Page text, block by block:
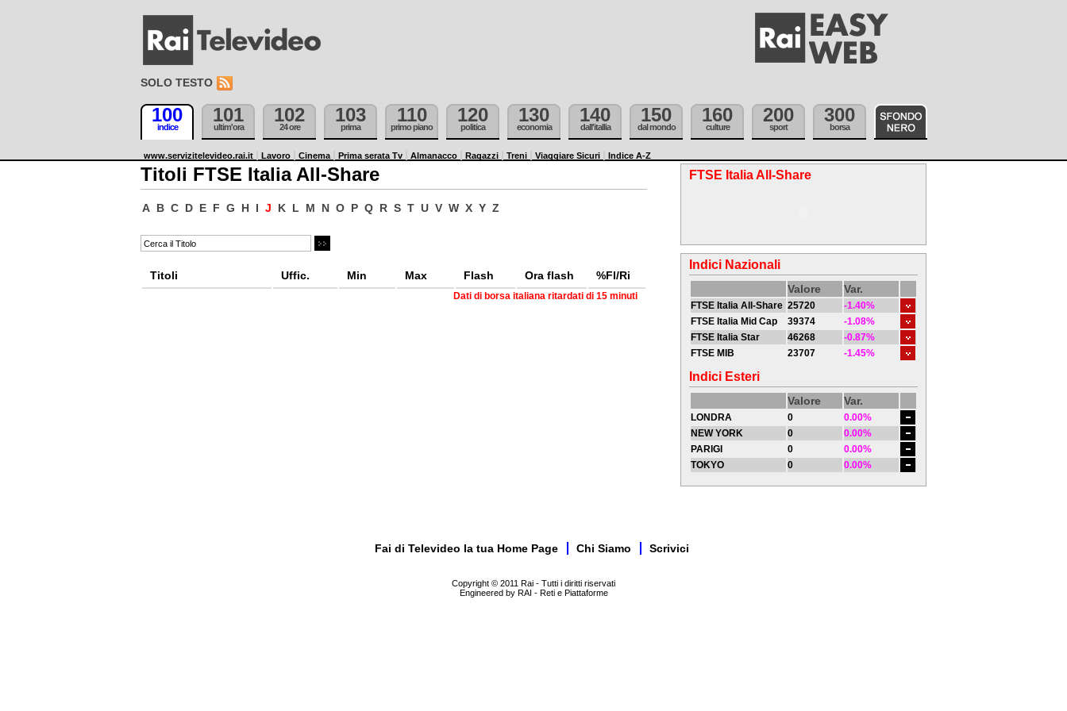
SOLO TESTO
100
indice
101
ultim'ora
102
24 ore
103
prima
110
primo piano
120
politica
130
economia
140
dall'itallia
150
dal mondo
160
culture
200
sport
300
borsa
www.servizitelevideo.rai.it Lavoro Cinema Prima serata Tv Almanacco Ragazzi Treni Viaggiare Sicuri Indice A-Z
Titoli FTSE Italia All-Share
A B C D E F G H I J K L M N O P Q R S T U V W X Y Z
Titoli Uffic. Min Max Flash Ora flash %Fl/Ri
Dati di borsa italiana ritardati di 15 minuti
FTSE Italia All-Share
Indici Nazionali
Valore Var.
FTSE Italia All-Share 25720
-1.40%
FTSE Italia Mid Cap
39374
-1.08%
FTSE Italia Star
46268
-0.87%
FTSE MIB
23707 -1.45%
Indici Esteri
Valore Var.
LONDRA 0
0.00%
NEW YORK
0
0.00%
PARIGI
0
0.00%
TOKYO
0 0.00%
Fai di Televideo la tua Home Page Chi Siamo Scrivici
Copyright © 2011 Rai - Tutti i diritti riservati
Engineered by RAI - Reti e Piattaforme